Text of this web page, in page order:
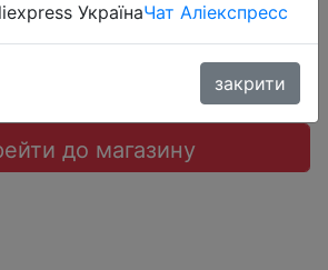
Sale
до магазину
УкраїнаЧат Аліекспресс
закрити